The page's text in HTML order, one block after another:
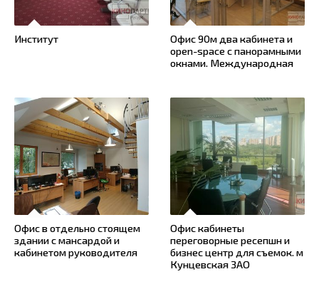
Институт
Офис 90м два кабинета и
open-space с панорамными
окнами. Международная
Офис в отдельно стоящем
здании с мансардой и
кабинетом руководителя
Офис кабинеты
переговорные ресепшн и
бизнес центр для съемок. м
Кунцевская ЗАО